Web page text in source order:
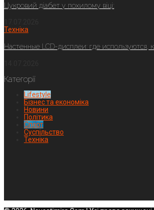
Цукровий діабет у похилому віці:
Техніка
Настенные LCD-дисплеи: где используются,
Категорії
Lifestyle
Бізнес та економіка
Новини
Політика
Спорт
Суспільство
Техніка